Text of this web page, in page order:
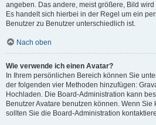
angeben. Das andere, meist größere, Bild wird
Es handelt sich hierbei in der Regel um ein
Benutzer zu Benutzer unterschiedlich ist.
Nach oben
Wie verwende ich einen Avatar?
In Ihrem persönlichen Bereich können Sie
der folgenden vier Methoden hinzufügen:
Hochladen. Die Board-Administration kann
Benutzer Avatare benutzen können. Wenn
sollten Sie die Board-Administration